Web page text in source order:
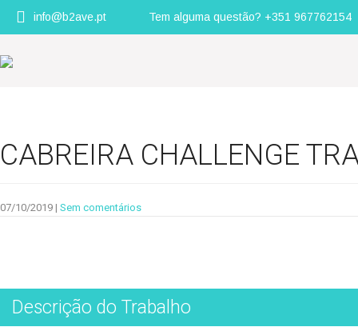
info@b2ave.pt Tem alguma questão? +351 967762154
CABREIRA CHALLENGE
07/10/2019 | Sem comentários
Descrição do Trabalho